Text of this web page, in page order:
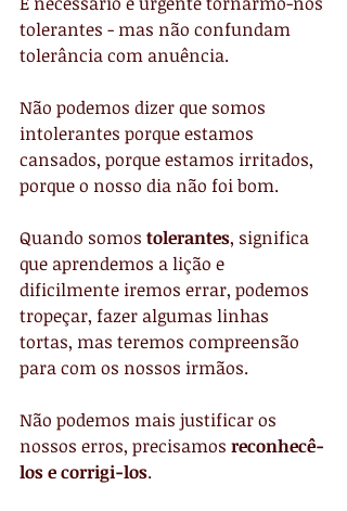
tolerantes - mas não confundam
tolerância com anuência.
Não podemos dizer que somos
intolerantes porque estamos
cansados, porque estamos irritados,
porque o nosso dia não foi bom.
Quando somos tolerantes, significa
que aprendemos a lição e
dificilmente iremos errar, podemos
tropeçar, fazer algumas linhas
tortas, mas teremos compreensão
para com os nossos irmãos.
Não podemos mais justificar os
nossos erros, precisamos reconhecê-
los e corrigi-los.